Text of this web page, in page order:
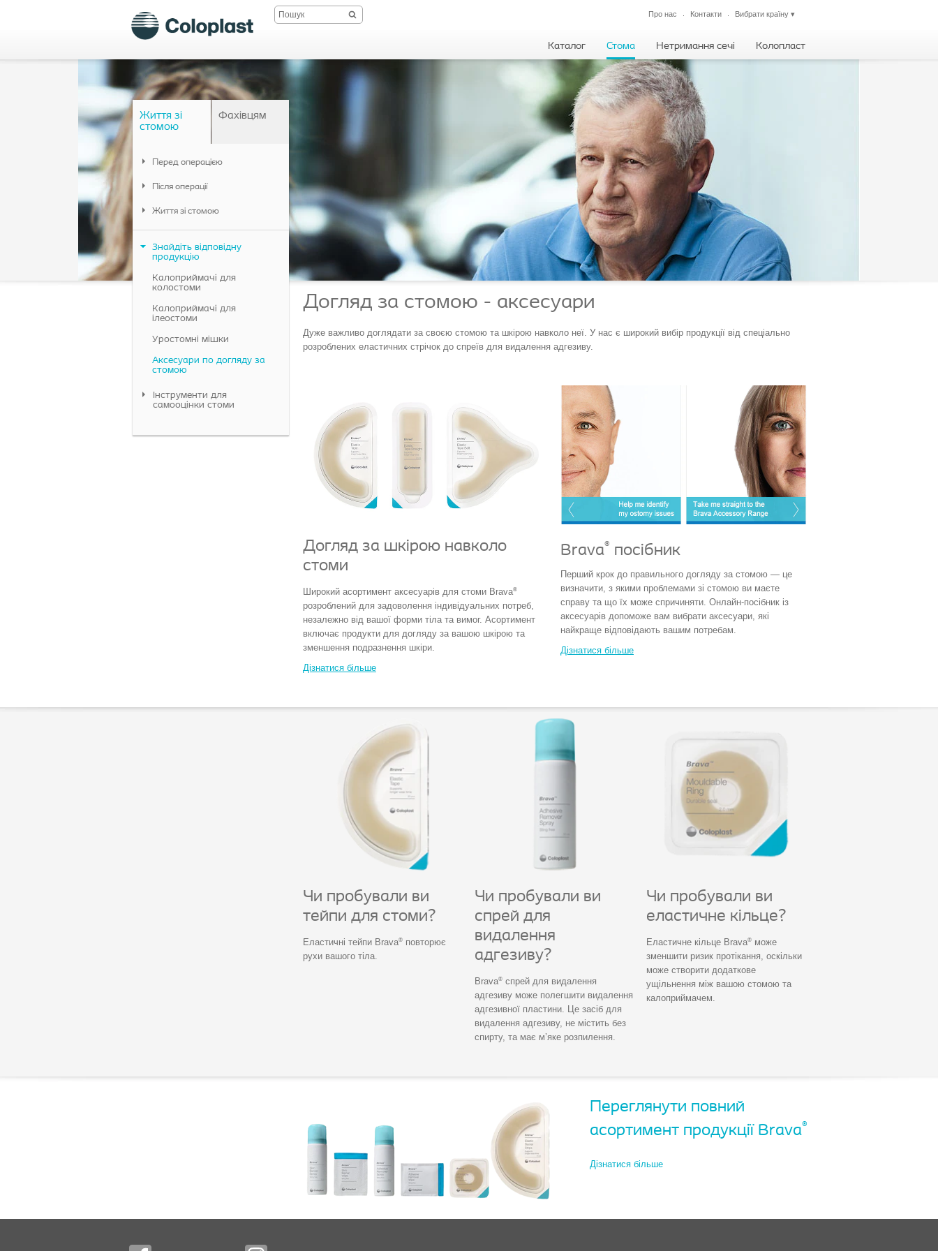
Закрити
Про нас Контакти Вибрати країну ▾
Каталог Стома Нетримання сечі Колопласт
Життя зі
стомою
Перед операцією
Після операції
Життя зі стомою
Фахівцям
Знайдіть відповідну
продукцію
Калоприймачі для
колостоми
Калоприймачі для
ілеостоми
Уростомні мішки
Аксесуари по догляду за
стомою
Інструменти для
самооцінки стоми
Догляд за стомою - аксесуари
Дуже важливо доглядати за своєю стомою та шкірою навколо неї. У нас є широкий вибір продукції від спеціально
розроблених еластичних стрічок до спреїв для видалення адгезиву.
Догляд за шкірою навколо
стоми
Широкий асортимент аксесуарів для стоми Brava®
розроблений для задоволення індивідуальних потреб,
незалежно від вашої форми тіла та вимог. Асортимент
включає продукти для догляду за вашою шкірою та
зменшення подразнення шкіри.
Дізнатися більше
Brava® посібник
Перший крок до правильного догляду за стомою — це
визначити, з якими проблемами зі стомою ви маєте
справу та що їх може спричиняти. Онлайн-посібник із
аксесуарів допоможе вам вибрати аксесуари, які
найкраще відповідають вашим потребам.
Дізнатися більше
Чи пробували ви
тейпи для стоми?
Еластичні тейпи Brava® повторює
рухи вашого тіла.
Чи пробували ви
спрей для
видалення
адгезиву?
Brava® спрей для видалення
адгезиву може полегшити видалення
адгезивної пластини. Це засіб для
видалення адгезиву, не містить без
спирту, та має м’яке розпилення.
Чи пробували ви
еластичне кільце?
Еластичне кільце Brava® може
зменшити ризик протікання, оскільки
може створити додаткове
ущільнення між вашою стомою та
калоприймачем.
Переглянути повний
асортимент продукції Brava®
Дізнатися більше